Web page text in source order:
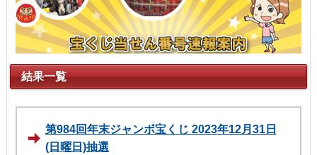
結果一覧
第984回年末ジャンボ宝くじ 2023年12月31日
(日曜日)抽選